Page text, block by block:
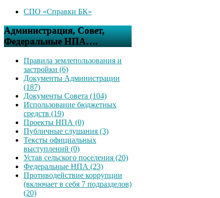
СПО «Справки БК»
Администрация, Совет,
Федеральные НПА….
Правила землепользования и
застройки (6)
Документы Администрации
(187)
Документы Совета (104)
Использование бюджетных
средств (19)
Проекты НПА (0)
Публичные слушания (3)
Тексты официальных
выступлений (0)
Устав сельского поселения (20)
Федеральные НПА (23)
Противодействие коррупции
(включает в себя 7 подразделов)
(20)